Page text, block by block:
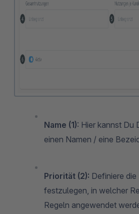
Name (1): Hier kannst Du
einen Namen / eine
Priorität (2): Definiere
festzulegen, in welcher
Regeln angewendet